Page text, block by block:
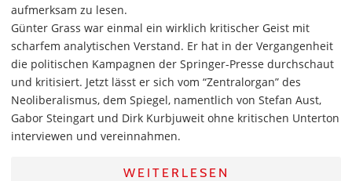
aufmerksam zu lesen.
Günter Grass war einmal ein wirklich kritischer Geist mit
scharfem analytischen Verstand. Er hat in der Vergangenheit
die politischen Kampagnen der Springer-Presse durchschaut
und kritisiert. Jetzt lässt er sich vom “Zentralorgan” des
Neoliberalismus, dem Spiegel, namentlich von Stefan Aust,
Gabor Steingart und Dirk Kurbjuweit ohne kritischen Unterton
interviewen und vereinnahmen.
WEITERLESEN